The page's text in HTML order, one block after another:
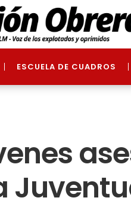
ESCUELA DE CUADROS